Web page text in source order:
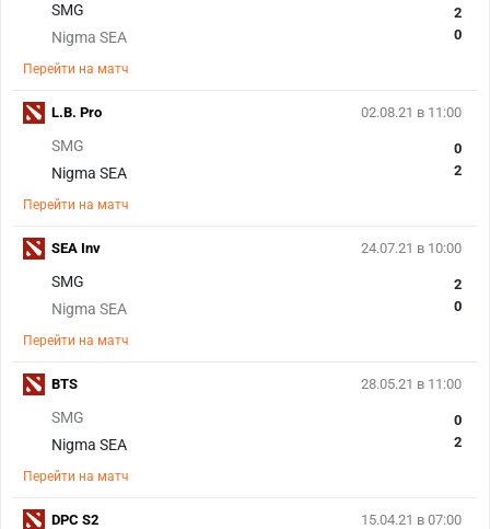
SMG
Nigma SEA
2
0
Перейти на матч
02.08.21 в 11:00
SMG
Nigma SEA
0
2
Перейти на матч
L.B. Pro
24.07.21 в 10:00
SMG
Nigma SEA
2
0
Перейти на матч
SEA Inv
28.05.21 в 11:00
SMG
Nigma SEA
0
2
Перейти на матч
BTS
15.04.21 в 07:00
DPC S2